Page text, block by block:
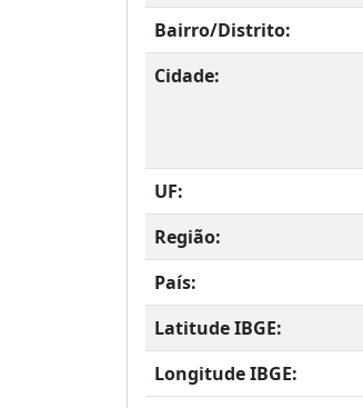
Bairro/Distrito:
Cidade:
UF:
Região:
País:
Latitude IBGE:
Longitude IBGE: